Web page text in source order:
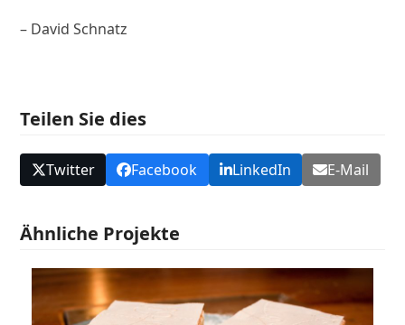
– David Schnatz
Teilen Sie dies
Twitter Facebook LinkedIn E-Mail
Ähnliche Projekte